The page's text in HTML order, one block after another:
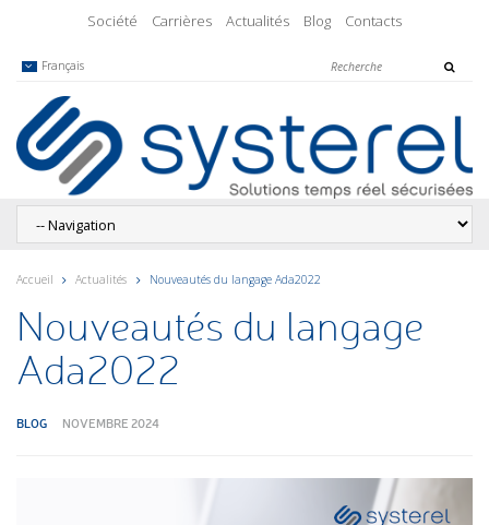
Société Carrières Actualités Blog Contacts
Français
Accueil Actualités Nouveautés du langage Ada2022
Nouveautés du langage
Ada2022
BLOG NOVEMBRE 2024